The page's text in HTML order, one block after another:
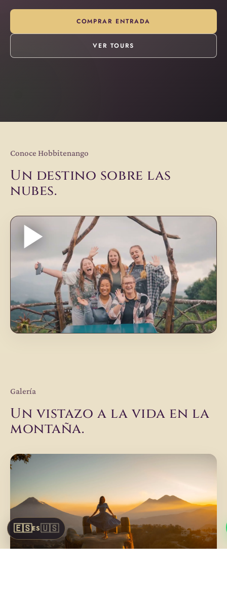
🇪🇸ES🇺🇸
COMPRAR ENTRADA
VER TOURS
Conoce Hobbitenango
Un destino sobre las
nubes.
Galería
Un vistazo a la vida en la
montaña.